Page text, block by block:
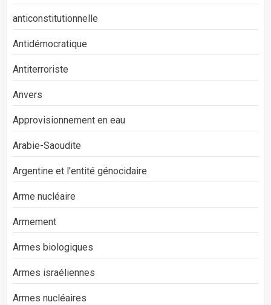
anticonstitutionnelle
Antidémocratique
Antiterroriste
Anvers
Approvisionnement en eau
Arabie-Saoudite
Argentine et l'entité génocidaire
Arme nucléaire
Armement
Armes biologiques
Armes israéliennes
Armes nucléaires